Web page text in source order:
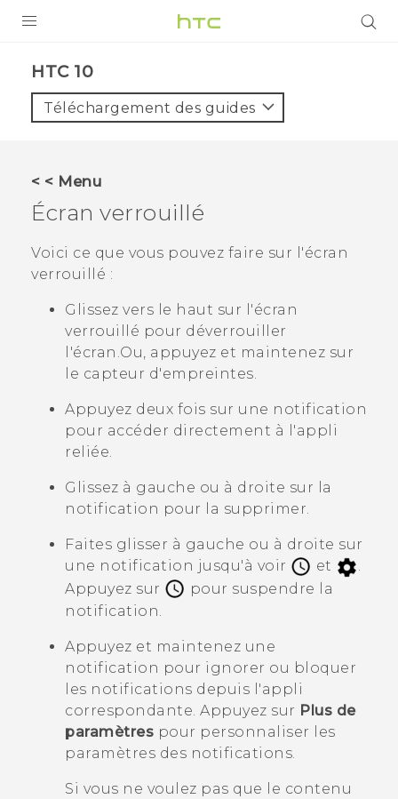
VIVE
ACCESSOIRES
ASSISTANCE
Appareils HTC & Accessoires
Connexion
HTC 10‎
Téléchargement des guides
< < Menu
Écran verrouillé
Voici ce que vous pouvez faire sur l'écran
verrouillé :
Glissez vers le haut sur l'écran
verrouillé pour déverrouiller
l'écran.Ou, appuyez et maintenez sur
le capteur d'empreintes.
Appuyez deux fois sur une notification
pour accéder directement à l'appli
reliée.
Glissez à gauche ou à droite sur la
notification pour la supprimer.
Faites glisser à gauche ou à droite sur
une notification jusqu'à voir
et
.
Appuyez sur
pour suspendre la
notification.
Appuyez et maintenez une
notification pour ignorer ou bloquer
les notifications depuis l'appli
correspondante. Appuyez sur Plus de
paramètres pour personnaliser les
paramètres des notifications.
Si vous ne voulez pas que le contenu